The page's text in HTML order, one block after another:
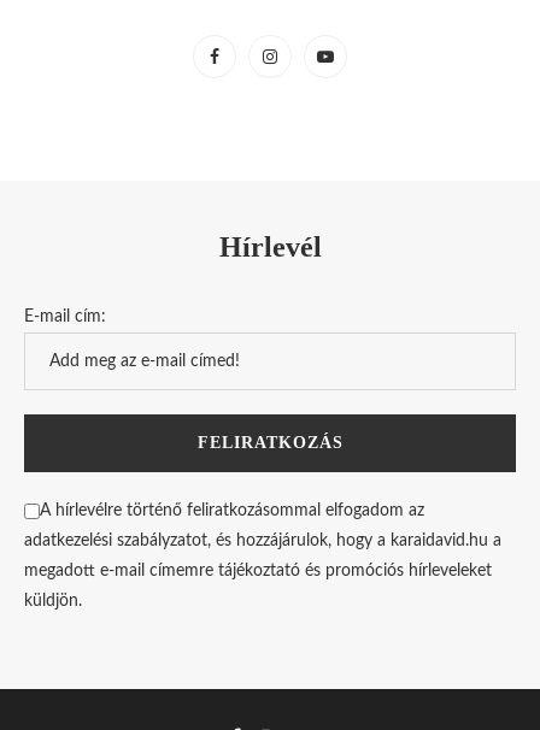
Hírlevél
E-mail cím:
A hírlevélre történő feliratkozásommal elfogadom az
adatkezelési szabályzatot, és hozzájárulok, hogy a karaidavid.hu a
megadott e-mail címemre tájékoztató és promóciós hírleveleket
küldjön.